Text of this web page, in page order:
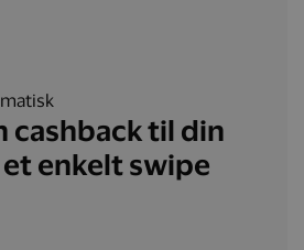
cashback til din
enkelt swipe